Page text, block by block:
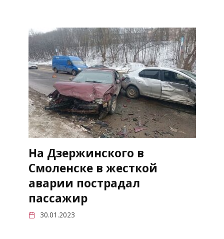
На Дзержинского в
Смоленске в жесткой
аварии пострадал
пассажир
30.01.2023